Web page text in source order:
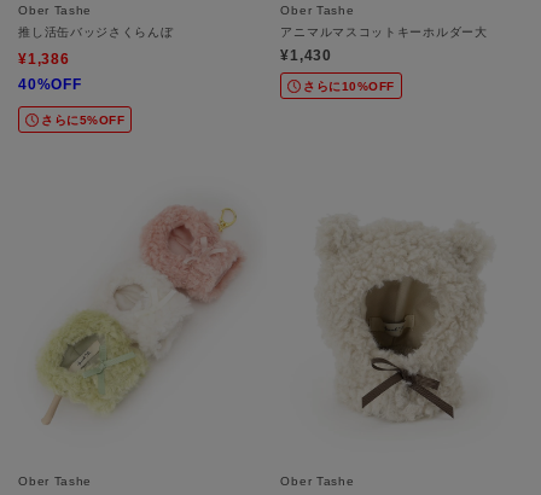
Ober Tashe
推し活缶バッジさくらんぼ
¥1,386
40%OFF
さらに5%OFF
Ober Tashe
アニマルマスコットキーホルダー大
¥1,430
さらに10%OFF
Ober Tashe
Ober Tashe